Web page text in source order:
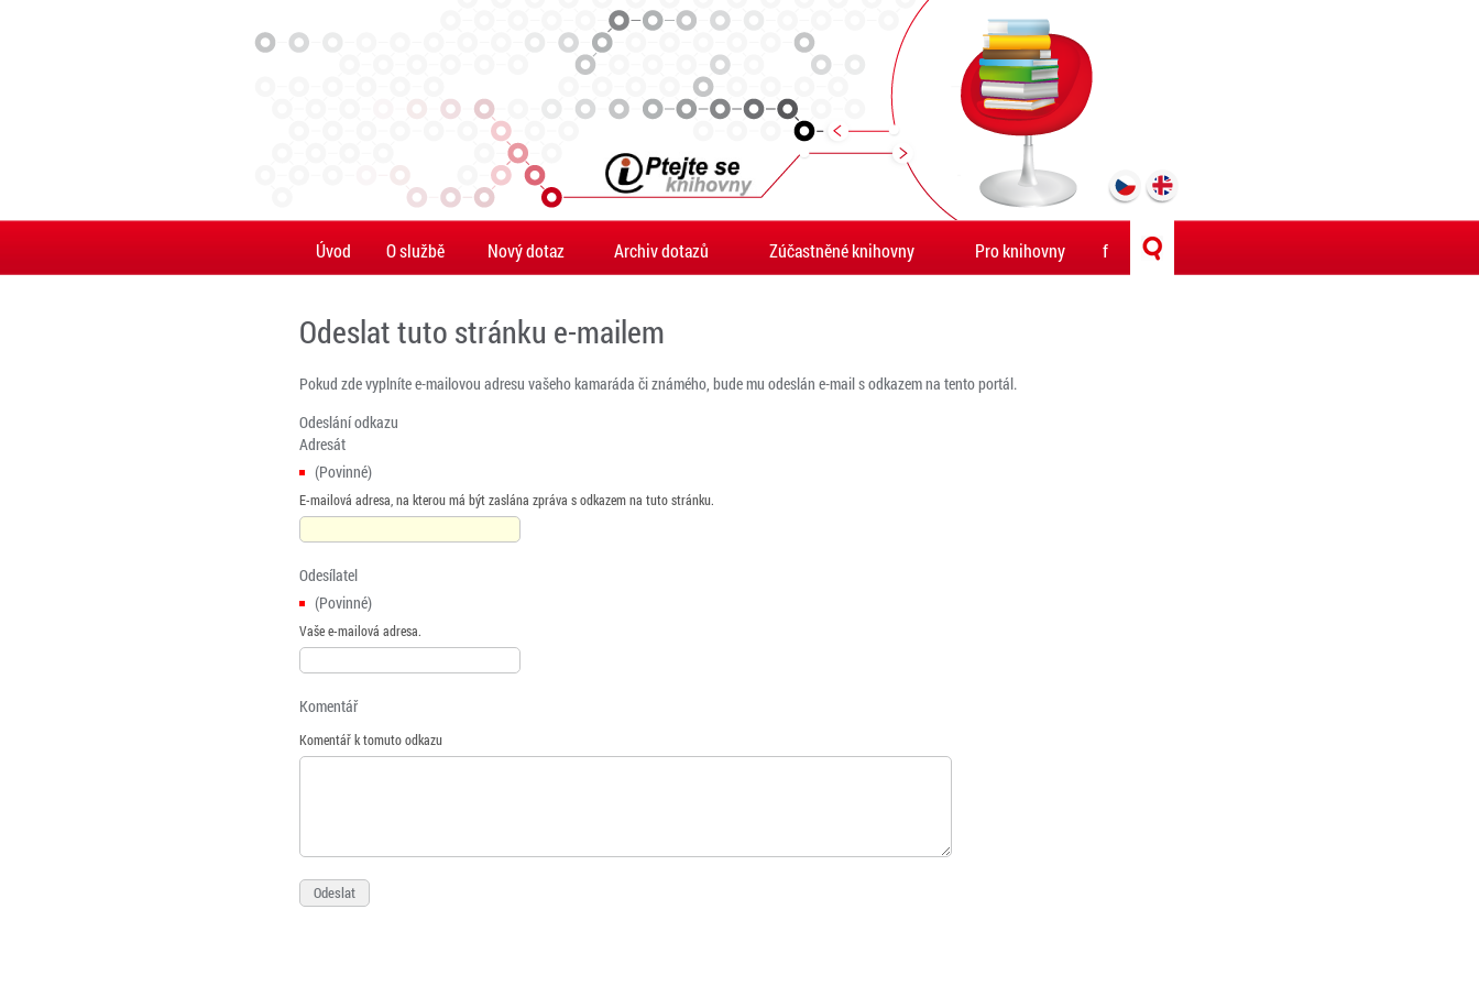
Úvod O službě Nový dotaz Archiv dotazů Zúčastněné knihovny Pro knihovny f
Odeslat tuto stránku e-mailem
Pokud zde vyplníte e-mailovou adresu vašeho kamaráda či známého, bude mu odeslán e-mail s odkazem na tento portál.
Odeslání odkazu
Adresát
(Povinné)
E-mailová adresa, na kterou má být zaslána zpráva s odkazem na tuto stránku.
Odesílatel
(Povinné)
Vaše e-mailová adresa.
Komentář
Komentář k tomuto odkazu